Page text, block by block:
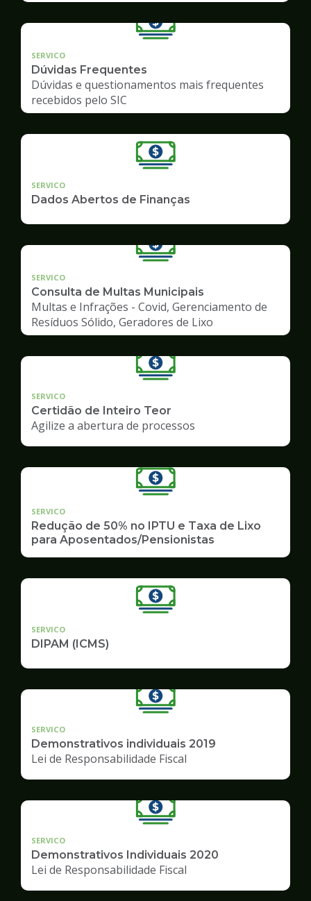
SERVICO
Dúvidas Frequentes
Dúvidas e questionamentos mais frequentes
recebidos pelo SIC
SERVICO
Dados Abertos de Finanças
SERVICO
Consulta de Multas Municipais
Multas e Infrações - Covid, Gerenciamento de
Resíduos Sólido, Geradores de Lixo
SERVICO
Certidão de Inteiro Teor
Agilize a abertura de processos
SERVICO
Redução de 50% no IPTU e Taxa de Lixo
para Aposentados/Pensionistas
SERVICO
DIPAM (ICMS)
SERVICO
Demonstrativos individuais 2019
Lei de Responsabilidade Fiscal
SERVICO
Demonstrativos Individuais 2020
Lei de Responsabilidade Fiscal